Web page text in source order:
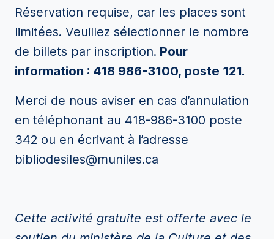
Réservation requise, car les places sont
limitées. Veuillez sélectionner le nombre
de billets par inscription. Pour
information : 418 986-3100, poste 121.
Merci de nous aviser en cas d’annulation
en téléphonant au 418-986-3100 poste
342 ou en écrivant à l’adresse
bibliodesiles@muniles.ca
Cette activité gratuite est offerte avec le